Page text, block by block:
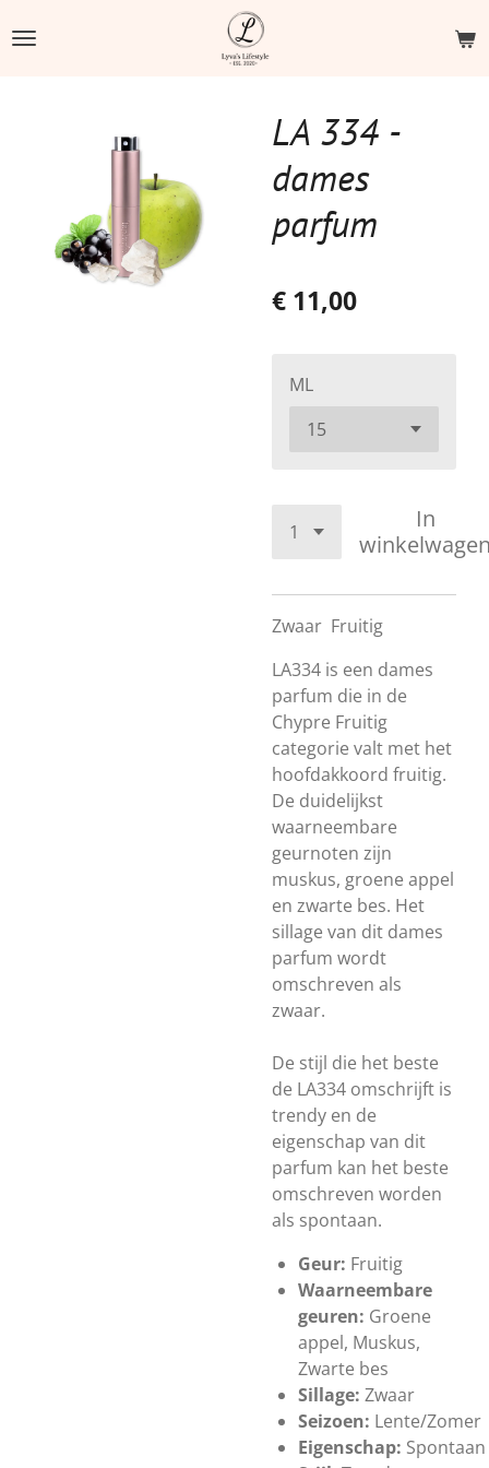
direct
LA 334 -
dames
parfum
€ 11,00
ML
In
Zwaar Fruitig
LA334 is een dames
parfum die in de
Chypre Fruitig
categorie valt met het
hoofdakkoord fruitig.
De duidelijkst
waarneembare
geurnoten zijn
muskus, groene appel
en zwarte bes. Het
sillage van dit dames
parfum wordt
omschreven als
zwaar.
De stijl die het beste
de LA334 omschrijft is
trendy en de
eigenschap van dit
parfum kan het beste
omschreven worden
als spontaan.
Geur: Fruitig
Waarneembare
geuren: Groene
appel, Muskus,
Zwarte bes
Sillage: Zwaar
Seizoen: Lente/Zomer
Eigenschap: Spontaan